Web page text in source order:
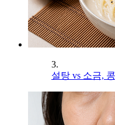
3.
설탕 vs 소금,